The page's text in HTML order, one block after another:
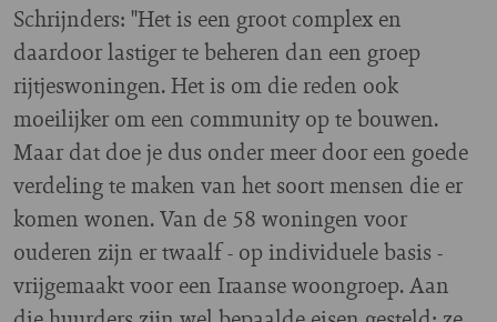
Schrijnders: "Het is een groot complex en
daardoor lastiger te beheren dan een groep
rijtjeswoningen. Het is om die reden ook
moeilijker om een community op te bouwen.
Maar dat doe je dus onder meer door een goede
verdeling te maken van het soort mensen die er
komen wonen. Van de 58 woningen voor
ouderen zijn er twaalf - op individuele basis -
vrijgemaakt voor een Iraanse woongroep. Aan